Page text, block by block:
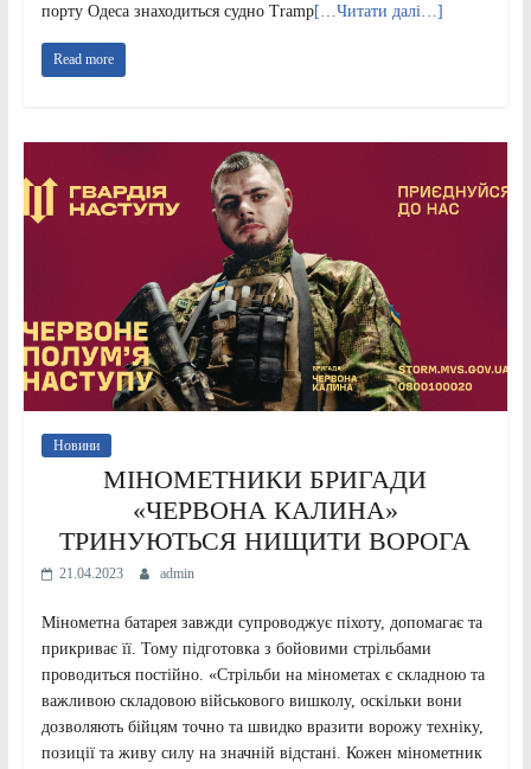
порту Одеса знаходиться судно Tramp[…Читати далі…]
Read more
Новини
МІНОМЕТНИКИ БРИГАДИ
«ЧЕРВОНА КАЛИНА»
ТРИНУЮТЬСЯ НИЩИТИ ВОРОГА
21.04.2023 admin
Мінометна батарея завжди супроводжує піхоту, допомагає та
прикриває її. Тому підготовка з бойовими стрільбами
проводиться постійно. «Стрільби на мінометах є складною та
важливою складовою військового вишколу, оскільки вони
дозволяють бійцям точно та швидко вразити ворожу техніку,
позиції та живу силу на значній відстані. Кожен мінометник